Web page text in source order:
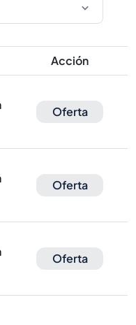
Acción
Oferta
Oferta
Oferta